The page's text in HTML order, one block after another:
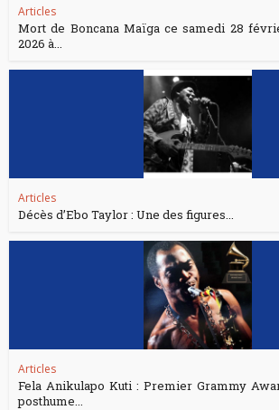
Articles
Mort de Boncana Maïga ce samedi 28
2026 à...
Articles
Décès d’Ebo Taylor : Une des figures...
Articles
Fela Anikulapo Kuti : Premier Grammy
posthume...